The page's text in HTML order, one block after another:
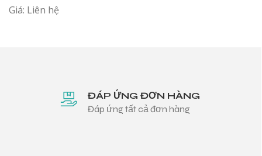
Giá: Liên hệ
ĐÁP ỨNG ĐƠN HÀNG
Đáp ứng tất cả đơn hàng